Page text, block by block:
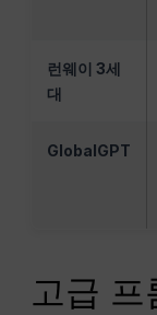
런웨이 3세
대
GlobalGPT
고급 프